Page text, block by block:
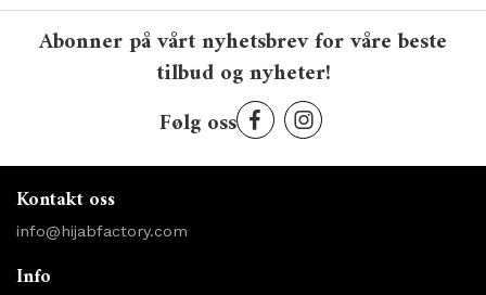
Abonner på vårt nyhetsbrev for våre beste
tilbud og nyheter!
Følg oss
Kontakt oss
info@hijabfactory.com
Info